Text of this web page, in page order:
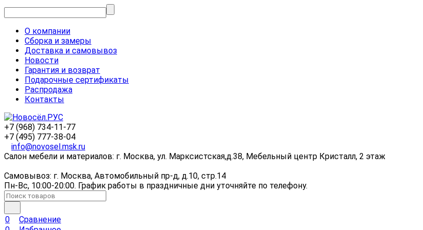
О компании
Сборка и замеры
Доставка и самовывоз
Новости
Гарантия и возврат
Подарочные сертификаты
Распродажа
Контакты
+7 (968) 734-11-77
+7 (495) 777-38-04
info@novosel.msk.ru
Салон мебели и материалов: г. Москва, ул. Марксистская,д.38, Мебельный центр Кристалл, 2 этаж
Самовывоз: г. Москва, Автомобильный пр-д, д.10, стр.14
Пн-Вс, 10:00-20:00. График работы в праздничные дни уточняйте по телефону.
0
Сравнение